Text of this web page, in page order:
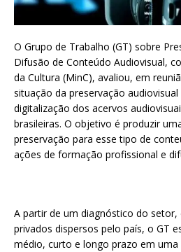
O Grupo de Trabalho (GT) sobre
Difusão de Conteúdo Audiovisual,
da Cultura (MinC), avaliou, em
situação da preservação
digitalização dos acervos
brasileiras. O objetivo é produzir
preservação para esse tipo de
ações de formação profissional e
A partir de um diagnóstico do setor,
privados dispersos pelo país, o GT
médio, curto e longo prazo em